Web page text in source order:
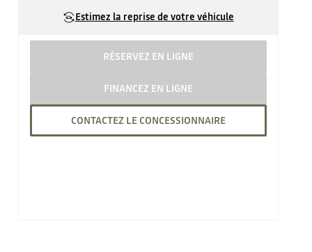
Estimez la reprise de votre véhicule
RÉSERVEZ EN LIGNE
FINANCEZ EN LIGNE
CONTACTEZ LE CONCESSIONNAIRE